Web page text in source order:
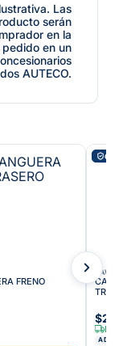
Las
serán
en la
en un
AUTECO.
FRENO
ADDI